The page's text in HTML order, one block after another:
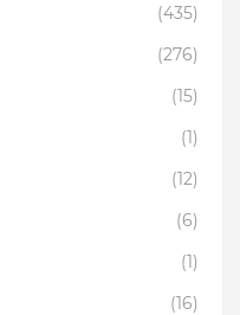
(435)
(276)
(15)
(1)
(12)
(6)
(1)
(16)